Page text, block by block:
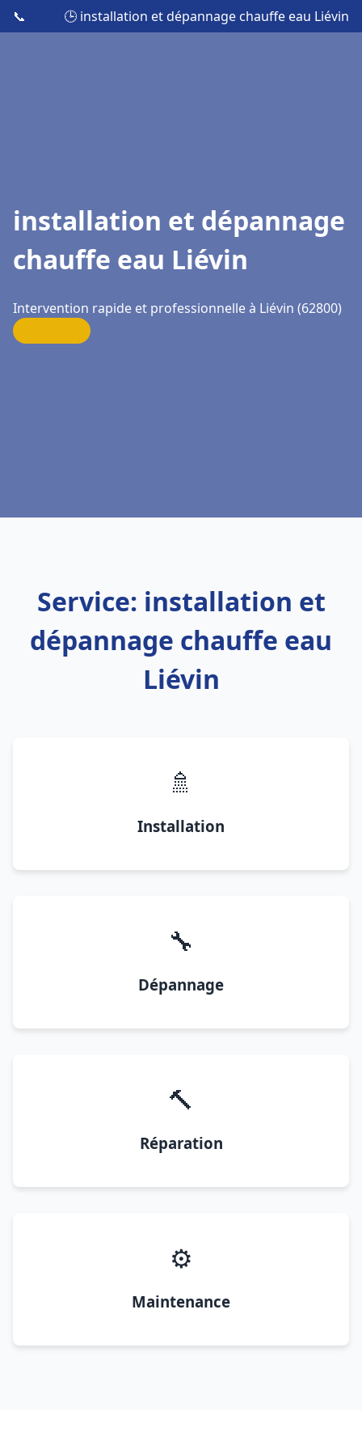
📞 🕒 installation et dépannage chauffe eau Liévin
installation et dépannage
chauffe eau Liévin
Intervention rapide et professionnelle à Liévin (62800)
Service: installation et
dépannage chauffe eau
Liévin
🚿
Installation
🔧
Dépannage
🔨
Réparation
⚙️
Maintenance